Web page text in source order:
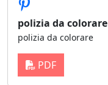
polizia da colorare
polizia da colorare
PDF